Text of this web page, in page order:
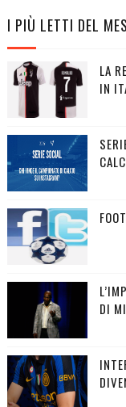
I PIÙ LETTI DEL
LA
IN
DI